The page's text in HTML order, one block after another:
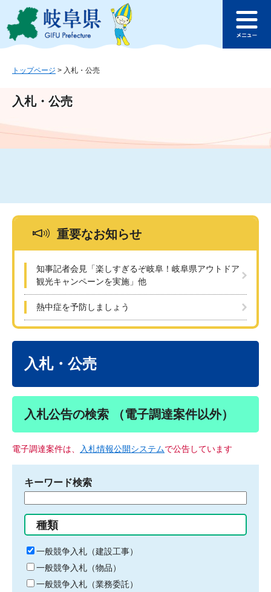
ジ
ュ
文
このページの本文へ
ュ
トップページ > 入札・公売
入札・公売
重要なお知らせ
知事記者会見「楽しすぎるぞ岐阜！岐阜県アウトドア
観光キャンペーンを実施」他
熱中症を予防しましょう
入札・公売
入札公告の検索 （電子調達案件以外）
電子調達案件は、 入札情報公開システムで公告しています
キーワード検索
る
キ
ー
ワ
ー
種類
一般競争入札（建設工事）
一般競争入札（物品）
一般競争入札（業務委託）